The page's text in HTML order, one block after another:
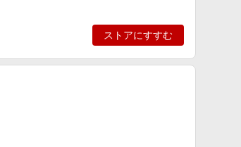
ストアにすすむ